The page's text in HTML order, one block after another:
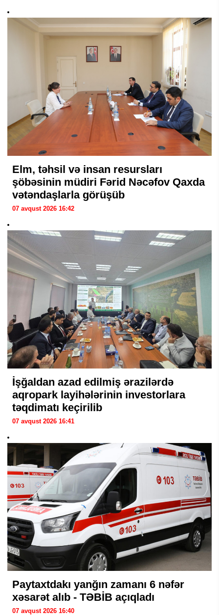
Elm, təhsil və insan resursları
şöbəsinin müdiri Fərid Nəcəfov Qaxda
vətəndaşlarla görüşüb
07 avqust 2026 16:42
İşğaldan azad edilmiş ərazilərdə
aqropark layihələrinin investorlara
təqdimatı keçirilib
07 avqust 2026 16:41
Paytaxtdakı yanğın zamanı 6 nəfər
xəsarət alıb - TƏBİB açıqladı
07 avqust 2026 16:40